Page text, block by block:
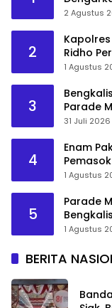
2 Agustus
2
Ridho
1 Agustus
3
Parade
31 Juli 2026
4
Enam
1 Agustus
5
Parade
1 Agustus
BERITA